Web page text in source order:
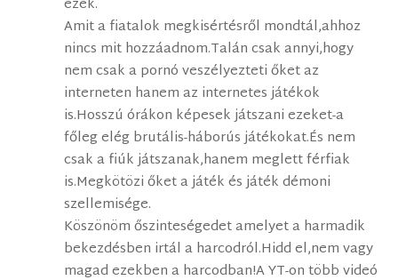
ezek.
Amit a fiatalok megkisértésről mondtál,ahhoz
nincs mit hozzáadnom.Talán csak annyi,hogy
nem csak a pornó veszélyezteti őket az
interneten hanem az internetes játékok
is.Hosszú órákon képesek játszani ezeket-a
főleg elég brutális-háborús játékokat.És nem
csak a fiúk játszanak,hanem meglett férfiak
is.Megkötözi őket a játék és játék démoni
szellemisége.
Köszönöm őszinteségedet amelyet a harmadik
bekezdésben irtál a harcodról.Hidd el,nem vagy
magad ezekben a harcodban!A YT-on több videó